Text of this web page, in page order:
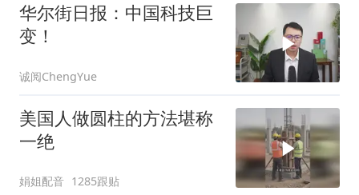
华尔街日报：中国科技巨
变！
诚阅ChengYue
美国人做圆柱的方法堪称
一绝
娟姐配音 1285跟贴